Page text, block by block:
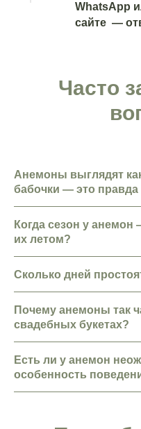
WhatsApp
сайте —
Часто
Анемоны выглядят
бабочки — это правда
Когда сезон у анемон
их летом?
Сколько дней
Почему анемоны так
свадебных букетах?
Есть ли у анемон
особенность
Санкт-Петербург,
47
ежедневно с